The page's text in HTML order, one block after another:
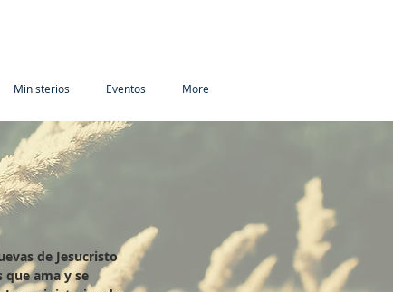
Ministerios Eventos More
de Jesucristo
que ama y se